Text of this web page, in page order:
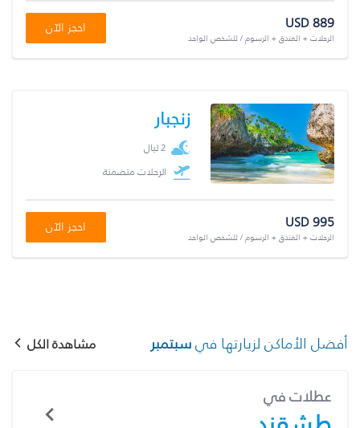
USD 889
الرحلات + الفندق + الرسوم / للشخص الواحد
احجز الآن
زنجبار
2 ليال
الرحلات متضمنة
USD 995
الرحلات + الفندق + الرسوم / للشخص الواحد
احجز الآن
أفضل الأماكن لزيارتها فيسبتمبر مشاهدة الكل
عطلات في